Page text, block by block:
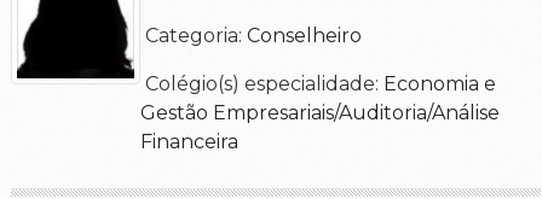
Categoria: Conselheiro
Colégio(s) especialidade: Economia e
Gestão Empresariais/Auditoria/Análise
Financeira